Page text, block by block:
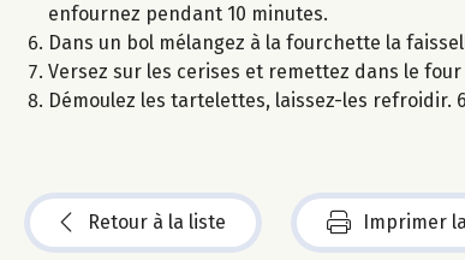
enfournez pendant 10 minutes.
Dans un bol mélangez à la fourchette la
Versez sur les cerises et remettez dans le
Démoulez les tartelettes, laissez-les refroidir.
Retour à la liste Imprimer